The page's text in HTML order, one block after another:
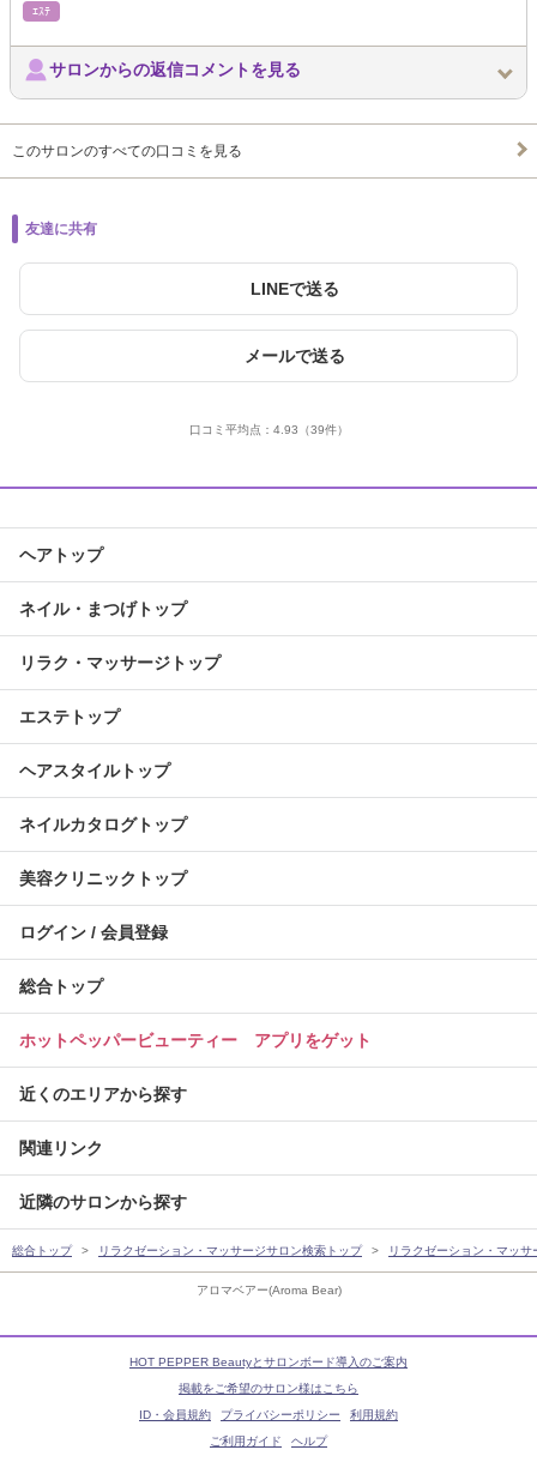
アロマベアー(Aroma Bear)
ｴｽﾃ
サロンからの返信コメントを見る
このサロンのすべての口コミを見る
友達に共有
LINEで送る
メールで送る
口コミ平均点： 4.93 （39件）
ヘアトップ
ネイル・まつげトップ
リラク・マッサージトップ
エステトップ
ヘアスタイルトップ
ネイルカタログトップ
美容クリニックトップ
ログイン / 会員登録
総合トップ
ホットペッパービューティー アプリをゲット
近くのエリアから探す
関連リンク
近隣のサロンから探す
総合トップ リラクゼーション・マッサージサロン検索トップ リラクゼーション・マッ
HOT PEPPER Beautyとサロンボード導入のご案内
掲載をご希望のサロン様はこちら
ID・会員規約
プライバシーポリシー
利用規約
ご利用ガイド
ヘルプ